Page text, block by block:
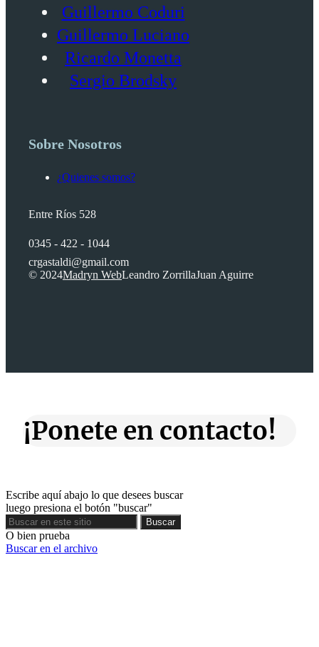
Guillermo Coduri
Guillermo Luciano
Ricardo Monetta
Sergio Brodsky
Sobre Nosotros
¿Quienes somos?
Entre Ríos 528
0345 - 422 - 1044
crgastaldi@gmail.com
© 2024Madryn WebLeandro ZorrillaJuan Aguirre
¡Ponete en contacto!
Escribe aquí abajo lo que desees buscar
luego presiona el botón "buscar"
Buscar
Buscar
O bien prueba
Buscar en el archivo